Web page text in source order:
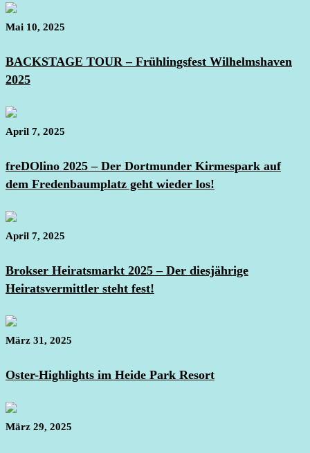
Mai 10, 2025
BACKSTAGE TOUR – Frühlingsfest Wilhelmshaven
2025
April 7, 2025
freDOlino 2025 – Der Dortmunder Kirmespark auf
dem Fredenbaumplatz geht wieder los!
April 7, 2025
Brokser Heiratsmarkt 2025 – Der diesjährige
Heiratsvermittler steht fest!
März 31, 2025
Oster-Highlights im Heide Park Resort
März 29, 2025